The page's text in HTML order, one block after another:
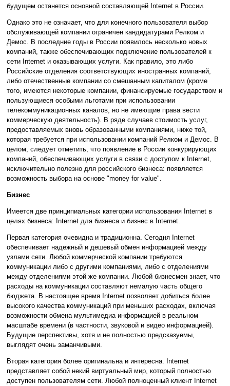
будущем останется основной составляющей Internet в России.
Однако это не означает, что для конечного пользователя выбор
обслуживающей компании ограничен кандидатурами Релком и
Демос. В последние годы в России появилось несколько новых
компаний, также обеспечивающих подключение пользователей к
сети Internet и оказывающих услуги. Как правило, это либо
Российские отделения соответствующих иностранных компаний,
либо отечественные компании со смешанным капиталом (кроме
того, имеются некоторые компании, финансируемые государством и
пользующиеся особыми льготами при использовании
телекоммуникационных каналов, но не имеющие права вести
коммерческую деятельность). В ряде случаев стоимость услуг,
предоставляемых вновь образованными компаниями, ниже той,
которая требуется при использовании компаний Релком и Демос. В
целом, следует отметить, что появление в России конкурирующих
компаний, обеспечивающих услуги в связи с доступом к Internet,
исключительно полезно для российского бизнеса: появляется
возможность выбора на основе "money for value".
Бизнес
Имеется две принципиальных категории использования Internet в
целях бизнеса: Internet для бизнеса и бизнес в Internet.
Первая категория очевидна и традиционна. Сегодня Internet
обеспечивает надежный и дешевый обмен информацией между
узлами сети. Любой коммерческой компании требуются
коммуникации либо с другими компаниями, либо с отделениями
между отделениями этой же компании. Любой бизнесмен знает, что
расходы на коммуникации составляют немалую часть общего
бюджета. В настоящее время Internet позволяет добиться более
высокого качества коммуникаций при меньших расходах, включая
возможности обмена мультимедиа информацией в реальном
масштабе времени (в частности, звуковой и видео информацией).
Будущие перспективы, хотя и не полностью предсказуемы,
выглядят очень заманчивыми.
Вторая категория более оригинальна и интересна. Internet
представляет собой некий виртуальный мир, который полностью
доступен пользователям сети. Любой полноценный клиент Internet